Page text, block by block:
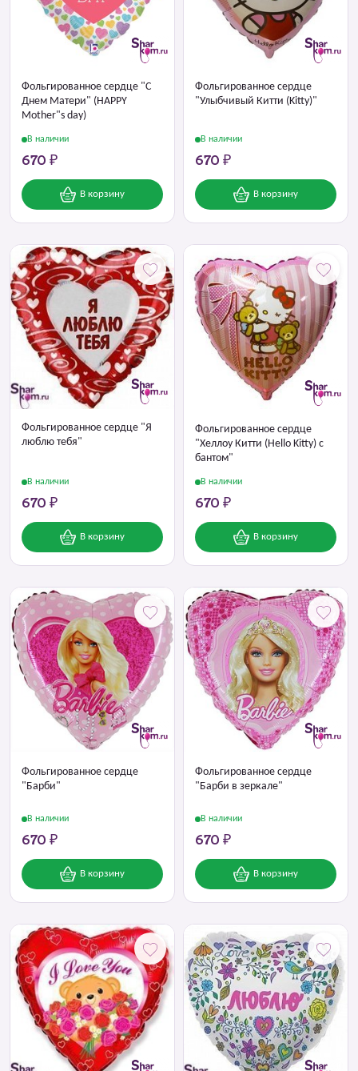
Фольгированное сердце "С
Днем Матери" (HAPPY
Mother"s day)
В наличии
670 ₽
В корзину
Фольгированное сердце
"Улыбчивый Китти (Kitty)"
В наличии
670 ₽
В корзину
Фольгированное сердце "Я
люблю тебя"
В наличии
670 ₽
В корзину
Фольгированное сердце
"Хеллоу Китти (Hello Kitty) с
бантом"
В наличии
670 ₽
В корзину
Фольгированное сердце
"Барби"
В наличии
670 ₽
В корзину
Фольгированное сердце
"Барби в зеркале"
В наличии
670 ₽
В корзину